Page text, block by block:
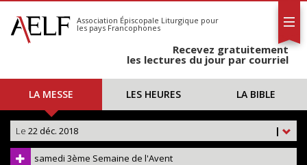
S'abonner
Calendrier
Association Épiscopale Liturgique pour
les pays Francophones
Recevez gratuitement
les lectures du jour par courriel
LA MESSE LES HEURES LA BIBLE
|
Le 22 déc. 2018
samedi 3ème Semaine de l'Avent